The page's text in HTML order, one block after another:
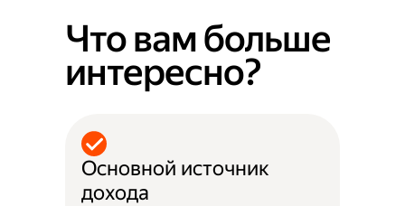
Что вам больше
интересно?
Основной источник
дохода